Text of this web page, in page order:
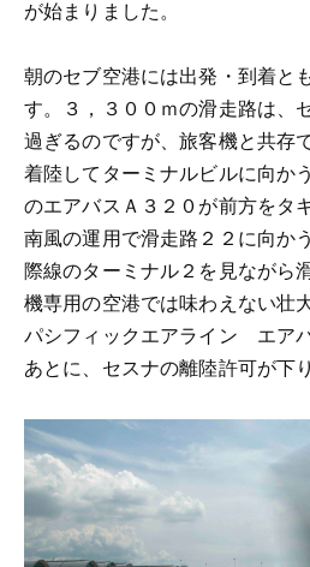
が始まりました。
朝のセブ空港には出発・到着と
す。３，３００ｍの滑走路は、
過ぎるのですが、旅客機と共存
着陸してターミナルビルに向か
のエアバスＡ３２０が前方をタ
南風の運用で滑走路２２に向か
際線のターミナル２を見ながら
機専用の空港では味わえない壮
パシフィックエアライン エア
あとに、セスナの離陸許可が下